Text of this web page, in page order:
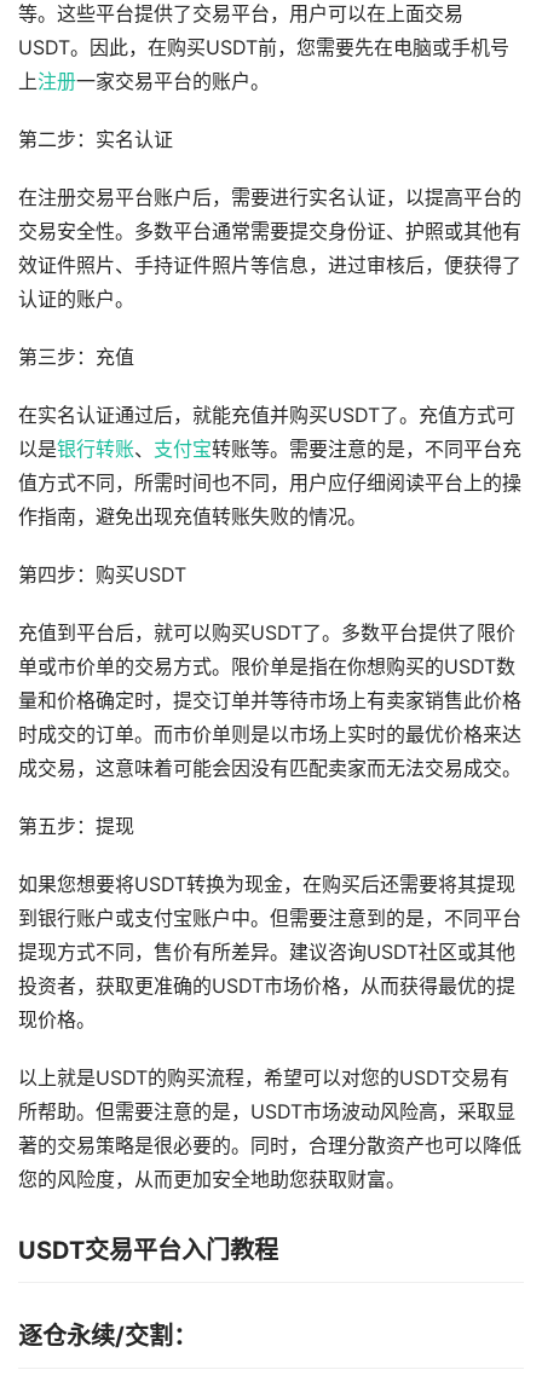
等。这些平台提供了交易平台，用户可以在上面交易
USDT。因此，在购买USDT前，您需要先在电脑或手机号
上注册一家交易平台的账户。
第二步：实名认证
在注册交易平台账户后，需要进行实名认证，以提高平台的
交易安全性。多数平台通常需要提交身份证、护照或其他有
效证件照片、手持证件照片等信息，进过审核后，便获得了
认证的账户。
第三步：充值
在实名认证通过后，就能充值并购买USDT了。充值方式可
以是银行转账、 支付宝转账等。需要注意的是，不同平台充
值方式不同，所需时间也不同，用户应仔细阅读平台上的操
作指南，避免出现充值转账失败的情况。
第四步：购买USDT
充值到平台后，就可以购买USDT了。多数平台提供了限价
单或市价单的交易方式。限价单是指在你想购买的USDT数
量和价格确定时，提交订单并等待市场上有卖家销售此价格
时成交的订单。而市价单则是以市场上实时的最优价格来达
成交易，这意味着可能会因没有匹配卖家而无法交易成交。
第五步：提现
如果您想要将USDT转换为现金，在购买后还需要将其提现
到银行账户或支付宝账户中。但需要注意到的是，不同平台
提现方式不同，售价有所差异。建议咨询USDT社区或其他
投资者，获取更准确的USDT市场价格，从而获得最优的提
现价格。
以上就是USDT的购买流程，希望可以对您的USDT交易有
所帮助。但需要注意的是，USDT市场波动风险高，采取显
著的交易策略是很必要的。同时，合理分散资产也可以降低
您的风险度，从而更加安全地助您获取财富。
USDT交易平台入门教程
逐仓永续/交割：